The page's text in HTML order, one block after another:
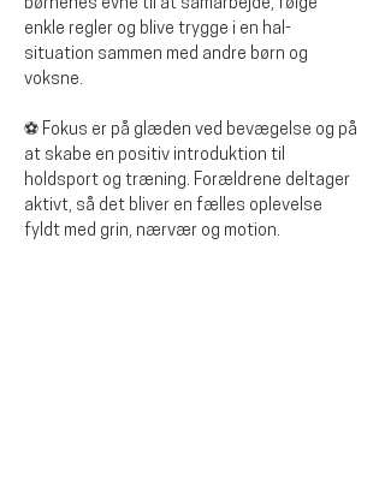
børnenes evne til at samarbejde, følge
enkle regler og blive trygge i en hal-
situation sammen med andre børn og
voksne.
⚽ Fokus er på glæden ved bevægelse og på
at skabe en positiv introduktion til
holdsport og træning. Forældrene deltager
aktivt, så det bliver en fælles oplevelse
fyldt med grin, nærvær og motion.